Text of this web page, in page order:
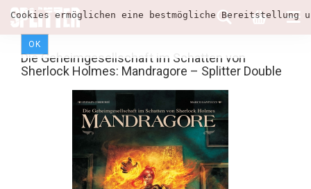
Cookies ermöglichen eine bestmögliche
OK
Die Geheimgesellschaft im Schatten von
Sherlock Holmes: Mandragore – Splitter Double